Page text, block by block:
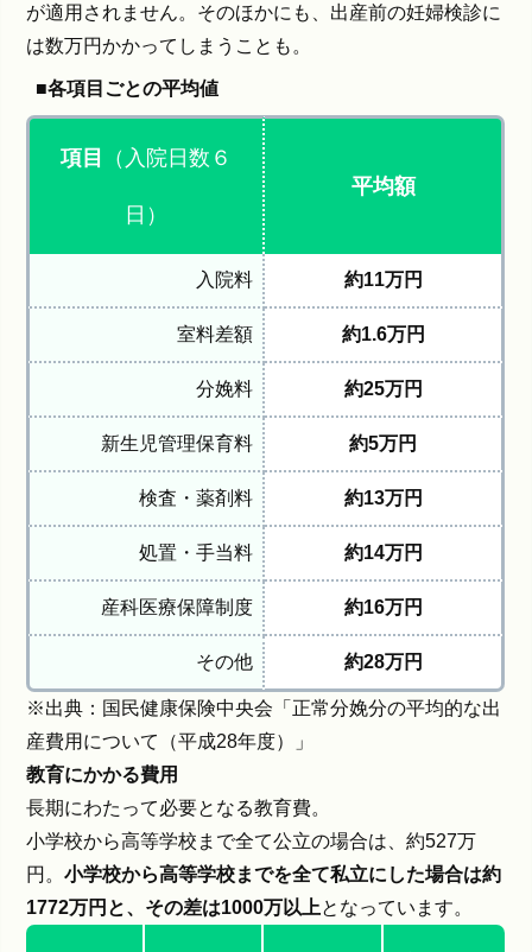
が適用されません。そのほかにも、出産前の妊婦検診に
は数万円かかってしまうことも。
■各項目ごとの平均値
項目 （入院日数６
日）
平均額
入院料 約11万円
室料差額 約1.6万円
分娩料 約25万円
新生児管理保育料 約5万円
検査・薬剤料 約13万円
処置・手当料 約14万円
産科医療保障制度 約16万円
その他 約28万円
※出典：国民健康保険中央会「 正常分娩分の平均的な出
産費用について（平成28年度）
」
教育にかかる費用
長期にわたって必要となる教育費。
小学校から高等学校まで全て公立の場合は、約527万
円。小学校から高等学校までを全て私立にした場合は約
1772万円と、その差は1000万以上となっています。